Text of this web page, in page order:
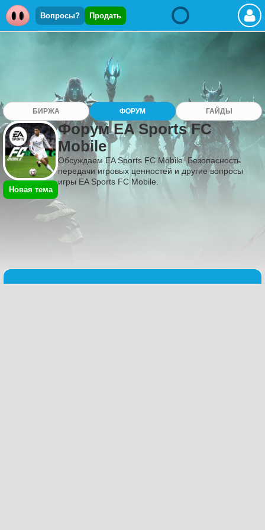
Вопросы? Продать
БИРЖА ФОРУМ ГАЙДЫ
Новая тема
Форум EA Sports FC
Mobile
Обсуждаем EA Sports FC Mobile. Безопасность
передачи игровых ценностей и другие вопросы
игры EA Sports FC Mobile.